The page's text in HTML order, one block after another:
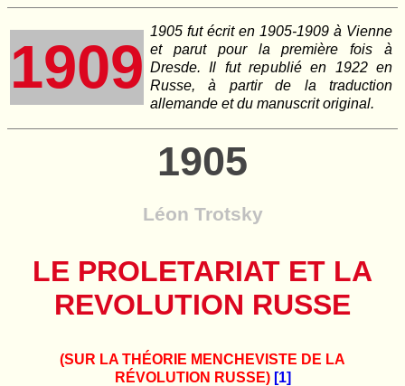
1909
1905 fut écrit en 1905-1909 à Vienne
et parut pour la première fois à
Dresde. Il fut republié en 1922 en
Russe, à partir de la traduction
allemande et du manuscrit original.
1905
Léon Trotsky
LE PROLETARIAT ET LA
REVOLUTION RUSSE
(SUR LA THÉORIE MENCHEVISTE DE LA
RÉVOLUTION RUSSE) [1]